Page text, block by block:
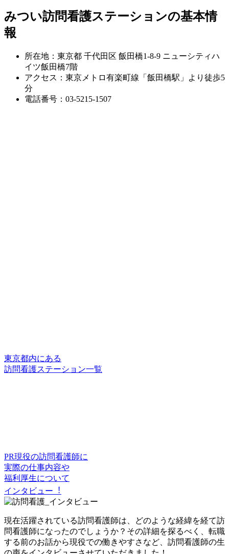
みつい訪問看護ステーションの基本情
報
所在地：東京都 千代田区 飯田橋1-8-9 ニューシティハ
イツ飯田橋7階
アクセス：東京メトロ有楽町線「飯田橋駅」より徒歩5
分
電話番号：03-5215-1507
東京都内にある
訪問看護ステーション一覧
PR現役の訪問看護師に
実際の仕事内容や
福利厚生について
インタビュー︕
現在活躍されている訪問看護師は、どのような経緯を経て訪
問看護師になったのでしょうか？その詳細を探るべく、転職
する前のお話から現役での働きやすさなど、訪問看護師の生